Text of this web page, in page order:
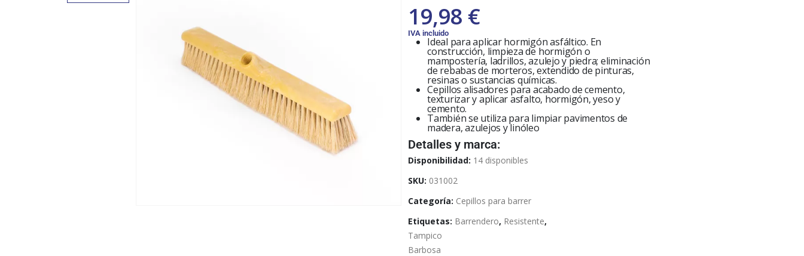
19,98 €
IVA incluido
Ideal para aplicar hormigón asfáltico. En
construcción, limpieza de hormigón o
mampostería, ladrillos, azulejo y piedra; eliminación
de rebabas de morteros, extendido de pinturas,
resinas o sustancias químicas.
Cepillos alisadores para acabado de cemento,
texturizar y aplicar asfalto, hormigón, yeso y
cemento.
También se utiliza para limpiar pavimentos de
madera, azulejos y linóleo
Detalles y marca:
Disponibilidad: 14 disponibles
SKU: 031002
Categoría: Cepillos para barrer
Etiquetas: Barrendero, Resistente,
Tampico
Barbosa